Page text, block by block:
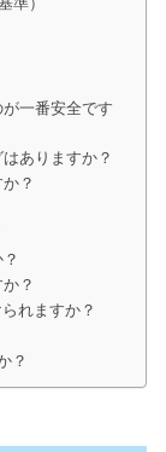
一番安全です
ありますか？
？
？
れますか？
？